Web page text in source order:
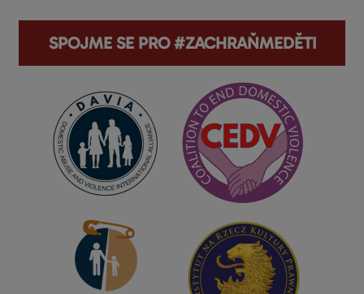
SPOJME SE PRO #ZACHRAŇMEDĚTI